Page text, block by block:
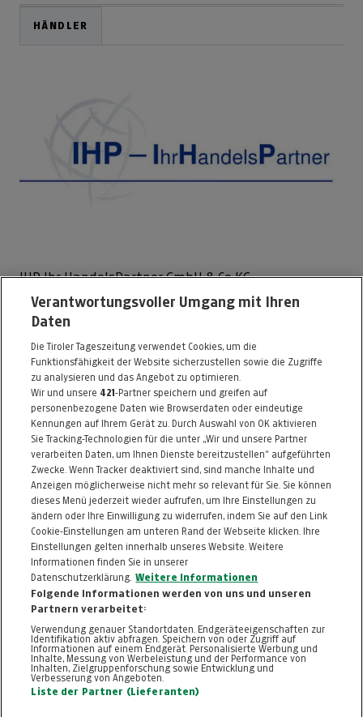
HÄNDLER
IHP Ihr HandelsPartner GmbH & Co KG
Exlgasse 37
6020 Innsbruck
Telefon: 0512 / 280030
E-Mail:info@moebel-garten.at
http://www.moebel-garten.at
Alle Artikel des Händlers
Informationen zum Kaufvertrag
ZURÜCK NACH
OBEN
FAQ HILFE IMPRESSUM
KONTAKT DATENSCHUTZ
Verantwortungsvoller Umgang mit Ihren
Daten
Die Tiroler Tageszeitung verwendet Cookies, um die
Funktionsfähigkeit der Website sicherzustellen sowie die Zugriffe
zu analysieren und das Angebot zu optimieren.
Wir und unsere 421-Partner speichern und greifen auf
personenbezogene Daten wie Browserdaten oder eindeutige
Kennungen auf Ihrem Gerät zu. Durch Auswahl von OK aktivieren
Sie Tracking-Technologien für die unter „Wir und unsere Partner
verarbeiten Daten, um Ihnen Dienste bereitzustellen“ aufgeführten
Zwecke. Wenn Tracker deaktiviert sind, sind manche Inhalte und
Anzeigen möglicherweise nicht mehr so relevant für Sie. Sie können
dieses Menü jederzeit wieder aufrufen, um Ihre Einstellungen zu
ändern oder Ihre Einwilligung zu widerrufen, indem Sie auf den Link
Cookie-Einstellungen am unteren Rand der Webseite klicken. Ihre
Einstellungen gelten innerhalb unseres Website. Weitere
Informationen finden Sie in unserer
Datenschutzerklärung.
Weitere Informationen
Folgende Informationen werden von uns und unseren
Partnern verarbeitet:
Verwendung genauer Standortdaten. Endgeräteeigenschaften zur
Identifikation aktiv abfragen. Speichern von oder Zugriff auf
Informationen auf einem Endgerät. Personalisierte Werbung und
Inhalte, Messung von Werbeleistung und der Performance von
Inhalten, Zielgruppenforschung sowie Entwicklung und
Verbesserung von Angeboten.
Liste der Partner (Lieferanten)